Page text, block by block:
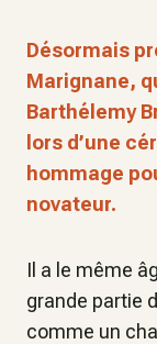
Désormais
Marignane,
Barthélemy
lors d’une
hommage
novateur.
Il a le même
grande partie
comme un